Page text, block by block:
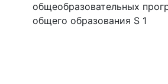
общеобразовательных
общего образования S 1